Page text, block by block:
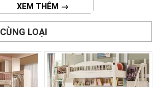
XEM THÊM →
LOẠI